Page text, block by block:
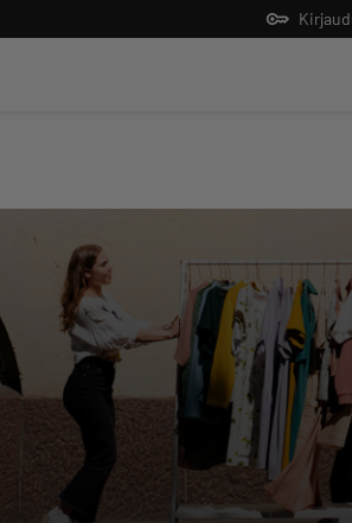
tekoälyltä